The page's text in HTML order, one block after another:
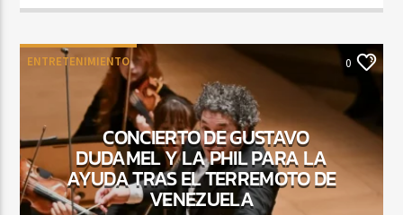
ENTRETENIMIENTO 0
CONCIERTO DE GUSTAVO
DUDAMEL Y LA PHIL PARA LA
AYUDA TRAS EL TERREMOTO DE
VENEZUELA